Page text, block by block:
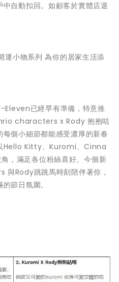
自動扣回。如顧客於實體店退
小物系列 為你的居家生活添
Eleven已經早有準備，特意推
characters x Rody 抱抱咕
個小細節都能感受濃厚的新春
Hello Kitty、Kuromi、Cinna
滿足各位粉絲喜好。​今個新
Rody跳跳馬時刻陪伴著你，
節日氛圍。